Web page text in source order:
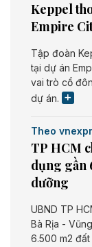
Keppel
Empire
Tập đoàn
tại dự án
vai trò cổ
dự án.
Theo
TP HCM
dụng gần
dưỡng
UBND TP
Bà Rịa -
6.500 m2